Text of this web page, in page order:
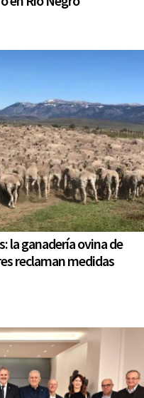
la ganadería ovina de
reclaman medidas